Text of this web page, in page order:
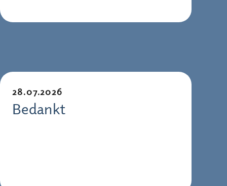
28.07.2026
Bedankt